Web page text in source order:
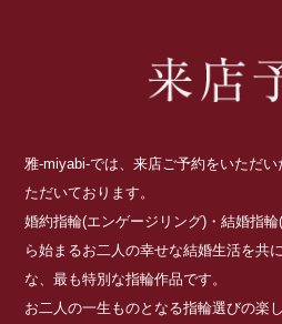
雅-miyabi-では、来店ご予約をいただ
ただいております。
婚約指輪(エンゲージリング)・結婚指
ら始まるお二人の幸せな結婚生活を共
な、最も特別な指輪作品です。
お二人の一生ものとなる指輪選びの楽